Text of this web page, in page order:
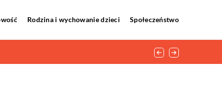
Rodzina i wychowanie dzieci Społeczeństwo